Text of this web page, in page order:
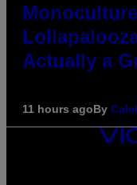
Actually a
11 hours agoBy
VICE
MEDIA